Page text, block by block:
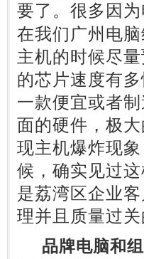
要了。很多因
在我们广州电
主机的时候尽
的芯片速度有
一款便宜或者
面的硬件，极
现主机爆炸现
候，确实见过
是荔湾区企业
理并且质量过关
品牌电脑和